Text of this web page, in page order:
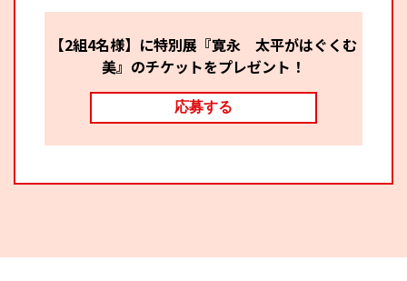
CULTURE
すべて
関西で開催。
おすすめの展覧会
おすすめの本
【2組4名様】に特別展『寛永 太平がはぐくむ
美』のチケットをプレゼント！
応募する